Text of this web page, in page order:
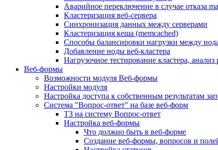
Аварийное переключение в случае отказа
Кластеризация веб-сервера
Синхронизация данных между серверами
Кластеризация кеша (memcached)
Способы балансировки нагрузки между
Добавление ноды веб-кластера
Нагрузочное тестирование кластера,
Веб-формы
Возможности модуля Веб-формы
Настройки модуля
Настройка доступа к собственным результатам
Система "Вопрос-ответ" на базе веб-форм
ТЗ на систему Вопрос-ответ
Настройка веб-формы
Что должно быть в веб-форме
Создание веб-формы, вопросов и